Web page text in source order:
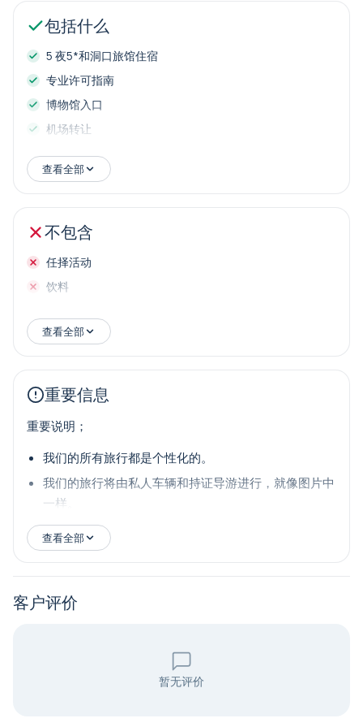
包括什么
5 夜5*和洞口旅馆住宿
专业许可指南
博物馆入口
机场转让
午饭
查看全部
不包含
任择活动
饮料
查看全部
重要信息
重要说明；
我们的所有旅行都是个性化的。
我们的旅行将由私人车辆和持证导游进行，就像图片中
一样。
查看全部
客户评价
暂无评价